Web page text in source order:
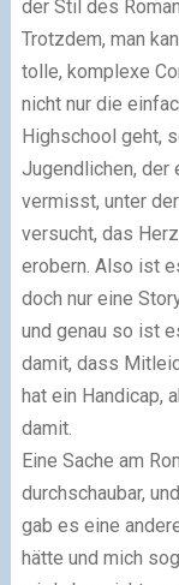
der Stil des
Trotzdem, man
tolle, komplexe
nicht nur die
Highschool geht,
Jugendlichen, der
vermisst, unter
versucht, das
erobern. Also ist
doch nur eine
und genau so ist
damit, dass
hat ein Handicap,
damit.
Eine Sache am
durchschaubar,
gab es eine
hätte und mich